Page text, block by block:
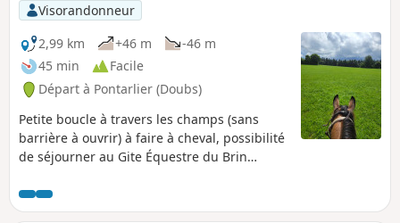
Visorandonneur
2,99 km
+46 m
-46 m
45 min
Facile
Départ à Pontarlier (Doubs)
Petite boucle à travers les champs (sans
barrière à ouvrir) à faire à cheval, possibilité
de séjourner au Gite Équestre du Brin
possible lorsque les foins viennent d'être
faits et que l'herbe des prairies est rase.